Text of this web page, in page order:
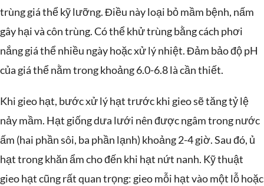
trùng giá thể kỹ lưỡng. Điều này loại bỏ mầm bệnh, nấm
gây hại và côn trùng. Có thể khử trùng bằng cách phơi
nắng giá thể nhiều ngày hoặc xử lý nhiệt. Đảm bảo độ pH
của giá thể nằm trong khoảng 6.0-6.8 là cần thiết.
Khi gieo hạt, bước xử lý hạt trước khi gieo sẽ tăng tỷ lệ
nảy mầm. Hạt giống dưa lưới nên được ngâm trong nước
ấm (hai phần sôi, ba phần lạnh) khoảng 2-4 giờ. Sau đó, ủ
hạt trong khăn ẩm cho đến khi hạt nứt nanh. Kỹ thuật
gieo hạt cũng rất quan trọng: gieo mỗi hạt vào một lỗ hoặc